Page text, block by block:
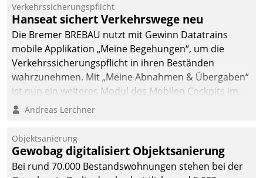
Verkehrssicherungspflicht
Hanseat sichert Verkehrswege neu
Die Bremer BREBAU nutzt mit Gewinn Datatrains
mobile Applikation „Meine Begehungen“, um die
Verkehrssicherungspflicht in ihren Beständen
wahrzunehmen. Mit „Meine Abnahmen & Übergaben“
ist nun ein weiteres Modul des Mobilen Cockpits im
Einsatz.
Andreas Lerchner
Objektsanierung
Gewobag digitalisiert Objektsanierung
Bei rund 70.000 Bestandswohnungen stehen bei der